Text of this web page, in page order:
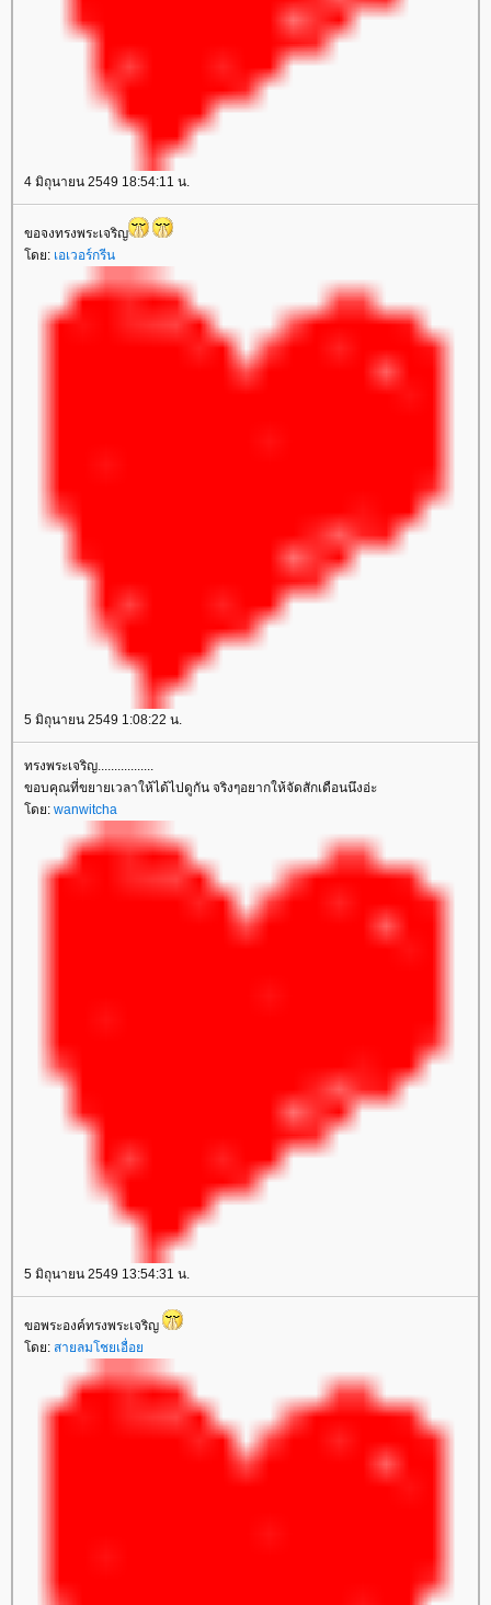
4 มิถุนายน 2549 18:54:11 น.
ขอจงทรงพระเจริญ
ดย: เอเวอร์กรีน
5 มิถุนายน 2549 1:08:22 น.
ทรงพระเจริญ.................
ขอบคุณที่ขยายเวลาให้ได้ไปดูกัน จริงๆอยากให้จัดสักเดือนนึงอ่ะ
ดย: wanwitcha
5 มิถุนายน 2549 13:54:31 น.
ขอพระองค์ทรงพระเจริญ
ดย: สายลมโชยเอื่อ